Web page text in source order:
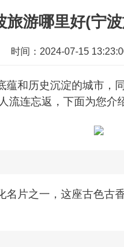
旅游哪里好(宁
时间：2024-07-15
蕴和历史沉淀的城市，
流连忘返，下面为您介
名片之一，这座古色古